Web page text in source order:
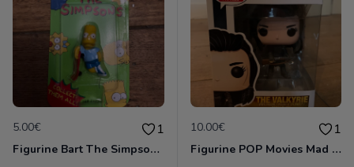
5.00€ 1
Figurine Bart The Simpsons neuve non deboxee
10.00€ 1
Figurine POP Movies Mad Max 514 The Valkyrie neuve jamais deboxee